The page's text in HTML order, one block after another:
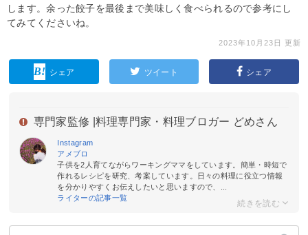
します。余った餃子を最後まで美味しく食べられるので参考にし
てみてくださいね。
2023年10月23日 更新
シェア ツイート シェア
専門家監修 | 料理専門家・料理ブロガー どめさん
Instagram
アメブロ
子供を2人育てながらワーキングママをしています。簡単・時短で
作れるレシピを研究、考案しています。日々の料理に役立つ情報
を分かりやすくお伝えしたいと思いますので、...
ライターの記事一覧